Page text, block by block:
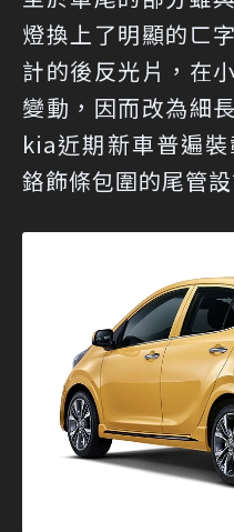
燈換上了明顯的ㄈ
計的後反光片，在
變動，因而改為細
kia近期新車普遍
鉻飾條包圍的尾管設